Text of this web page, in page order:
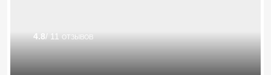
4.8/ 11 отзывов